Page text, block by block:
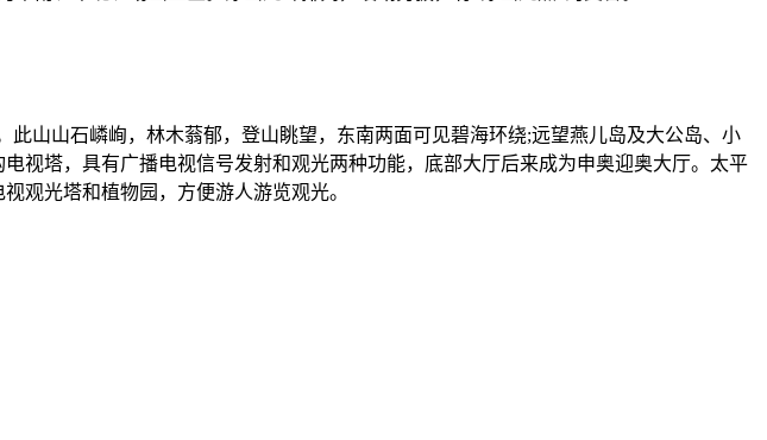
山山石嶙峋，林木蓊郁，登山眺望，东南两面可见碧海环绕;远望燕儿岛及大公岛、小
视塔，具有广播电视信号发射和观光两种功能，底部大厅后来成为申奥迎奥大厅。太平
观光塔和植物园，方便游人游览观光。